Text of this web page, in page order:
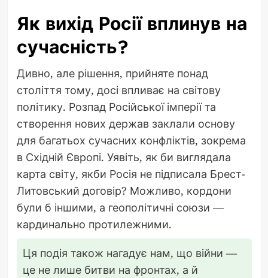
Як вихід Росії вплинув на
сучасність?
Дивно, але рішення, прийняте понад
століття тому, досі впливає на світову
політику. Розпад Російської імперії та
створення нових держав заклали основу
для багатьох сучасних конфліктів, зокрема
в Східній Європі. Уявіть, як би виглядала
карта світу, якби Росія не підписала Брест-
Литовський договір? Можливо, кордони
були б іншими, а геополітичні союзи —
кардинально протилежними.
Ця подія також нагадує нам, що війни —
це не лише битви на фронтах, а й